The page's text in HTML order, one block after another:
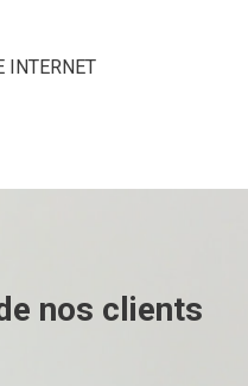
INTERNET
nos clients